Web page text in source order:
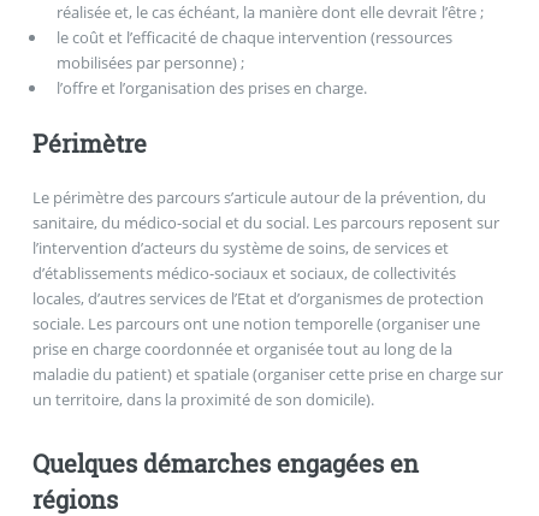
réalisée et, le cas échéant, la manière dont elle devrait l’être ;
le coût et l’efficacité de chaque intervention (ressources
mobilisées par personne) ;
l’offre et l’organisation des prises en charge.
Périmètre
Le périmètre des parcours s’articule autour de la prévention, du
sanitaire, du médico-social et du social. Les parcours reposent sur
l’intervention d’acteurs du système de soins, de services et
d’établissements médico-sociaux et sociaux, de collectivités
locales, d’autres services de l’Etat et d’organismes de protection
sociale. Les parcours ont une notion temporelle (organiser une
prise en charge coordonnée et organisée tout au long de la
maladie du patient) et spatiale (organiser cette prise en charge sur
un territoire, dans la proximité de son domicile).
Quelques démarches engagées en
régions